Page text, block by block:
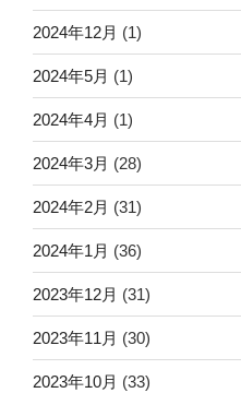
2024年12月 (1)
2024年5月 (1)
2024年4月 (1)
2024年3月 (28)
2024年2月 (31)
2024年1月 (36)
2023年12月 (31)
2023年11月 (30)
2023年10月 (33)